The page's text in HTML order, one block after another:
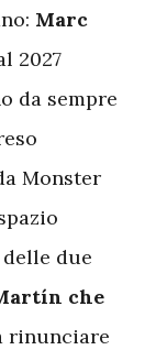
Marc
2027
da sempre
Monster
due
che
rinunciare